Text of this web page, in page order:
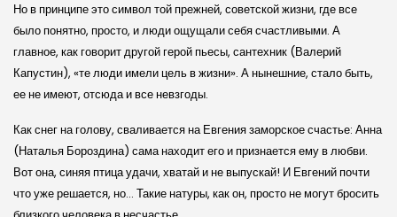
Но в принципе это символ той прежней, совет­ской жизни, где все
было понятно, просто, и люди ощущали себя счастливыми. А
главное, как говорит другой герой пьесы, сантехник (Валерий
Капустин), «те люди имели цель в жизни». А нынешние, стало быть,
ее не имеют, отсюда и все невзгоды.
Как снег на голову, сваливается на Евгения замор­ское счастье: Анна
(Наталья Бороздина) сама находит его и признается ему в любви.
Вот она, синяя птица удачи, хватай и не выпускай! И Евгений почти
что уже решается, но… Такие натуры, как он, просто не могут бросить